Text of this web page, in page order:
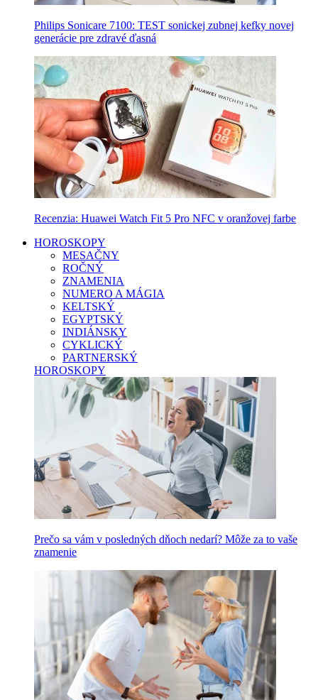
Philips Sonicare 7100: TEST sonickej zubnej kefky novej
generácie pre zdravé ďasná
Recenzia: Huawei Watch Fit 5 Pro NFC v oranžovej farbe
HOROSKOPY
MESAČNY
ROČNÝ
ZNAMENIA
NUMERO A MÁGIA
KELTSKÝ
EGYPTSKÝ
INDIÁNSKY
CYKLICKÝ
PARTNERSKÝ
HOROSKOPY
Prečo sa vám v posledných dňoch nedarí? Môže za to vaše
znamenie